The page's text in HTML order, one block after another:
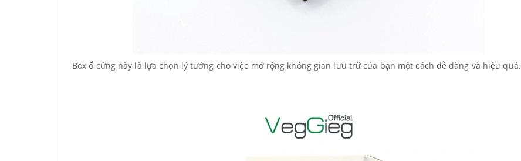
Box ổ cứng này là lựa chọn lý tưởng cho việc mở rộng không gian lưu trữ của bạn một cách dễ dàng và hiệu quả.